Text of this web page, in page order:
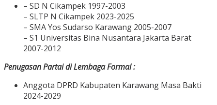
– SD N Cikampek 1997-2003
– SLTP N Cikampek 2023-2025
– SMA Yos Sudarso Karawang 2005-2007
– S1 Universitas Bina Nusantara Jakarta Barat
2007-2012
Penugasan Partai di Lembaga Formal :
Anggota DPRD Kabupaten Karawang Masa Bakti
2024-2029